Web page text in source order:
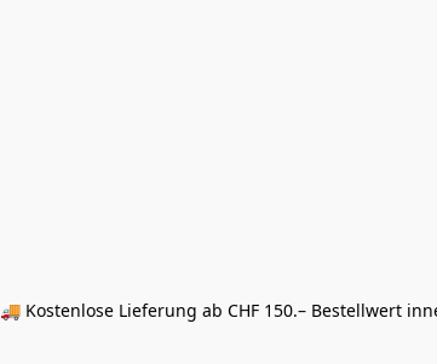
🚚 Kostenlose Lieferung ab CHF 150.– Bestellwert